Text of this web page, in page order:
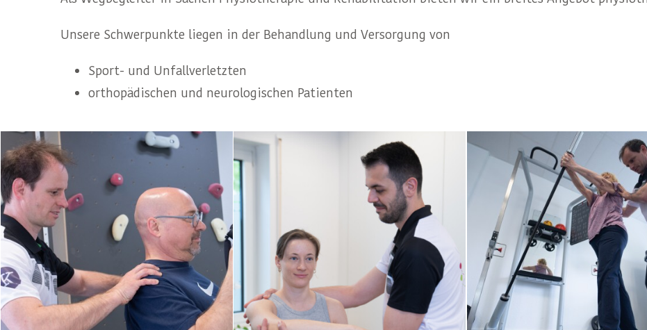
Unsere Schwerpunkte liegen in der Behandlung und Versorgung von
Sport- und Unfallverletzten
orthopädischen und neurologischen Patienten